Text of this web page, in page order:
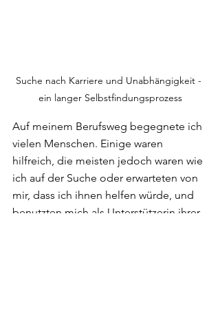
Suche nach Karriere und Unabhängigkeit -
ein langer Selbstfindungsprozess
Auf meinem Berufsweg begegnete ich
vielen Menschen. Einige waren
hilfreich, die meisten jedoch waren wie
ich auf der Suche oder erwarteten von
mir, dass ich ihnen helfen würde, und
benutzten mich als Unterstützerin ihrer